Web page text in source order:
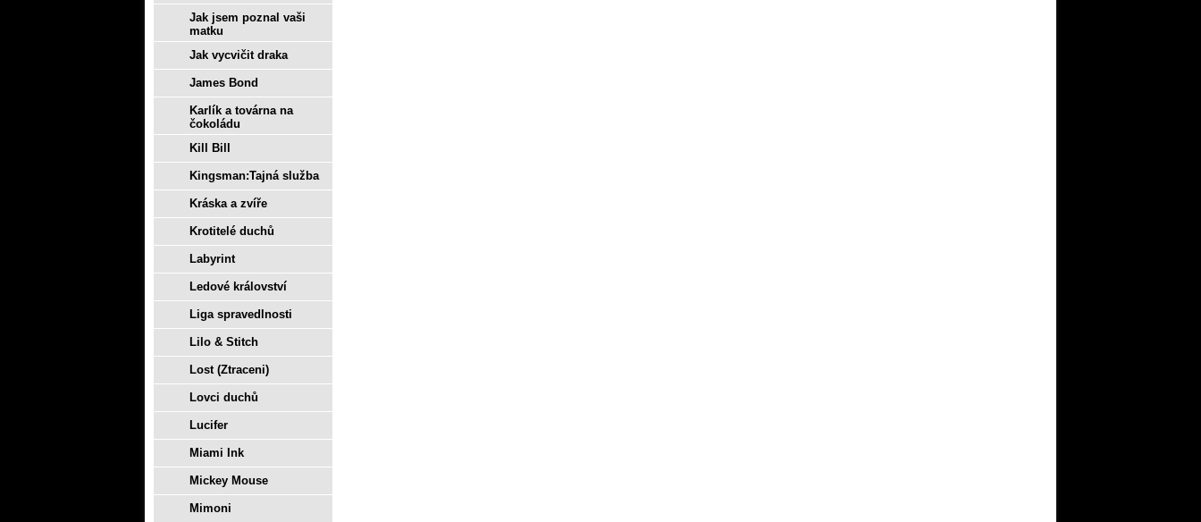
Jak jsem poznal vaši
matku
Jak vycvičit draka
James Bond
Karlík a továrna na
čokoládu
Kill Bill
Kingsman:Tajná služba
Kráska a zvíře
Krotitelé duchů
Labyrint
Ledové království
Liga spravedlnosti
Lilo & Stitch
Lost (Ztraceni)
Lovci duchů
Lucifer
Miami Ink
Mickey Mouse
Mimoni